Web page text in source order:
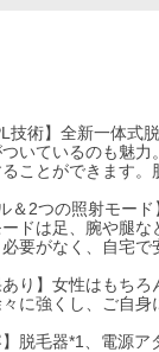
技術】全新一体
いているのも魅
ことができます。
＆2つの照射モー
ードは足、腕や腿
要がなく、自宅で
あり】女性はもち
に強くし、ご自
】脱毛器*1、電源